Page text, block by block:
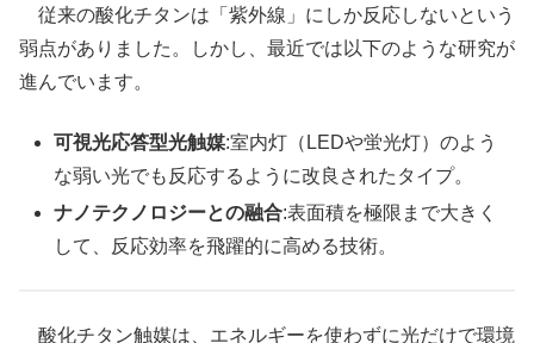
従来の酸化チタンは「紫外線」にしか反応しないという
弱点がありました。しかし、最近では以下のような研究が
進んでいます。
可視光応答型光触媒:室内灯（LEDや蛍光灯）のよう
な弱い光でも反応するように改良されたタイプ。
ナノテクノロジーとの融合:表面積を極限まで大きく
して、反応効率を飛躍的に高める技術。
酸化チタン触媒は、エネルギーを使わずに光だけで環境